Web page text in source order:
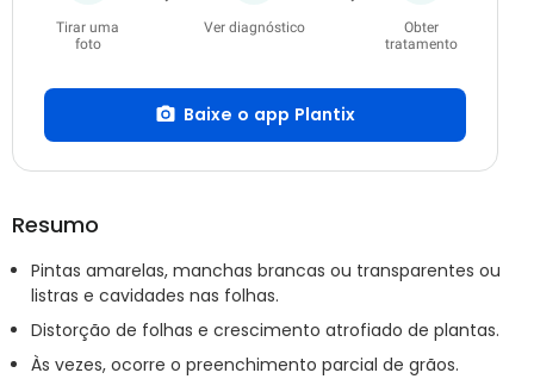
Tirar uma
foto
Ver diagnóstico
Obter
tratamento
Baixe o app Plantix
Resumo
Pintas amarelas, manchas brancas ou transparentes ou
listras e cavidades nas folhas.
Distorção de folhas e crescimento atrofiado de plantas.
Às vezes, ocorre o preenchimento parcial de grãos.